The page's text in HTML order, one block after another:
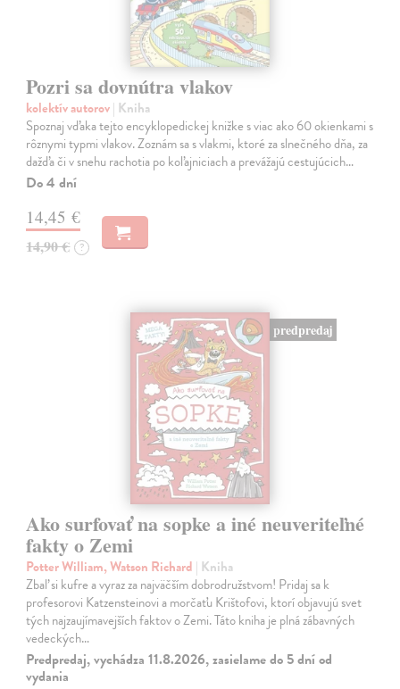
Pozri sa dovnútra vlakov
kolektív autorov| Kniha
Spoznaj vďaka tejto encyklopedickej knižke s viac ako 60 okienkami s
rôznymi typmi vlakov. Zoznám sa s vlakmi, ktoré za slnečného dňa, za
dažďa či v snehu rachotia po koľajniciach a prevážajú cestujúcich…
Do 4 dní
14,45 €
14,90 € ?
predpredaj
Ako surfovať na sopke a iné neuveriteľné
fakty o Zemi
Potter William, Watson Richard | Kniha
Zbaľ si kufre a vyraz za najväčším dobrodružstvom! Pridaj sa k
profesorovi Katzensteinovi a morčaťu Krištofovi, ktorí objavujú svet
tých najzaujímavejších faktov o Zemi. Táto kniha je plná zábavných
vedeckých…
Predpredaj, vychádza 11.8.2026, zasielame do 5 dní od
vydania